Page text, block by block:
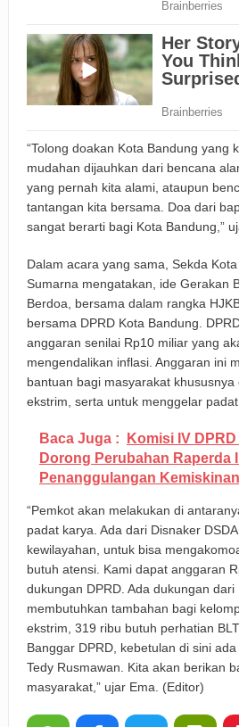
“Tolong doakan Kota Bandung yang
mudahan dijauhkan dari bencana
yang pernah kita alami, ataupun
tantangan kita bersama. Doa dari
sangat berarti bagi Kota Bandung,”
Dalam acara yang sama, Sekda
Sumarna mengatakan, ide Gerakan
Berdoa, bersama dalam rangka
bersama DPRD Kota Bandung.
anggaran senilai Rp10 miliar yang
mengendalikan inflasi. Anggaran ini
bantuan bagi masyarakat
ekstrim, serta untuk menggelar
Baca Juga :
Komisi IV
Dorong Perubahan Raperda
Penanggulangan Kemiskinan
“Pemkot akan melakukan di
padat karya. Ada dari Disnaker
kewilayahan, untuk bisa
butuh atensi. Kami dapat anggaran
dukungan DPRD. Ada dukungan dari
membutuhkan tambahan bagi
ekstrim, 319 ribu butuh perhatian
Banggar DPRD, kebetulan di sini
Tedy Rusmawan. Kita akan berikan
masyarakat,” ujar Ema. (Editor)